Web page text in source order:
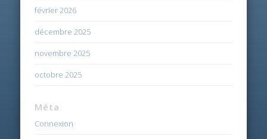
février 2026
décembre 2025
novembre 2025
octobre 2025
Méta
Connexion